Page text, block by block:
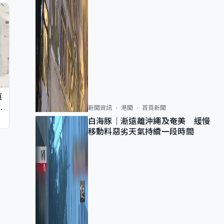
新聞資訊 港聞 首頁新聞
白海豚｜漸遠離沖繩及奄美 緩慢
移動料惡劣天氣持續一段時間